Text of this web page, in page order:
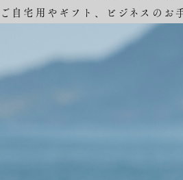
ご自宅用やギフト、ビジネスの